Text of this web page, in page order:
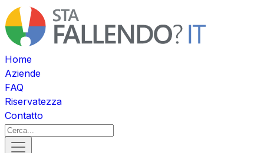
Home
Aziende
FAQ
Riservatezza
Contatto